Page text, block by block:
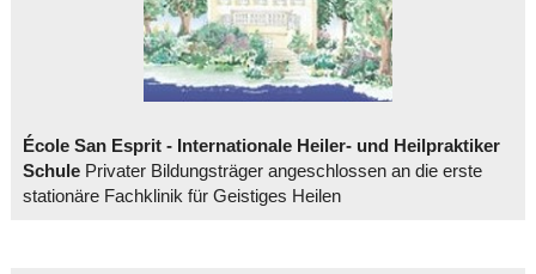
École San Esprit - Internationale Heiler- und Heilpraktiker
SchulePrivater Bildungsträger angeschlossen an die erste
stationäre Fachklinik für Geistiges Heilen